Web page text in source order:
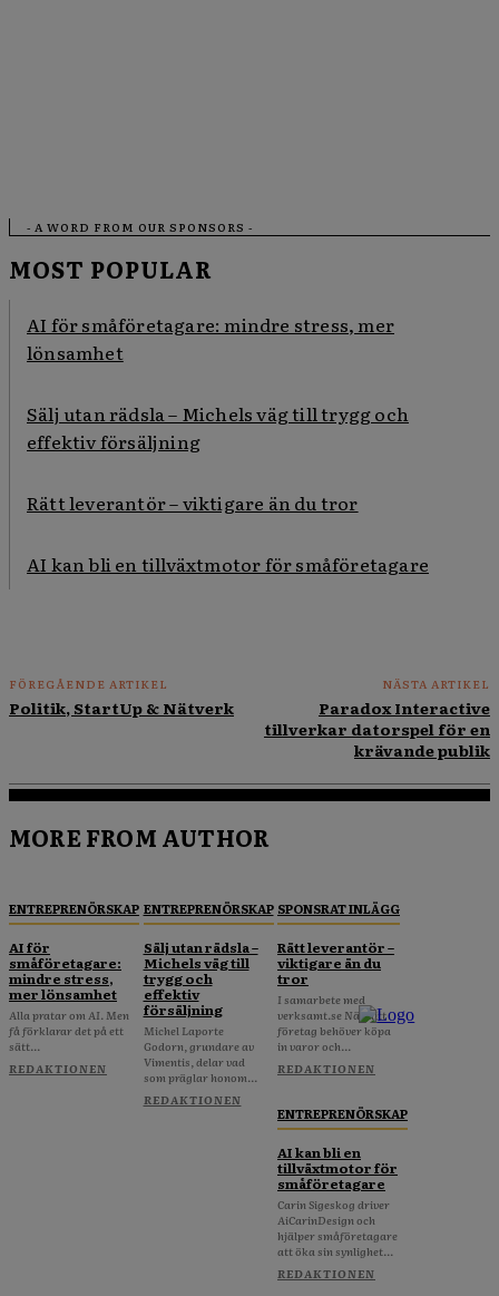
- A WORD FROM OUR SPONSORS -
MOST POPULAR
AI för småföretagare: mindre stress, mer
lönsamhet
Sälj utan rädsla – Michels väg till trygg och
effektiv försäljning
Rätt leverantör – viktigare än du tror
AI kan bli en tillväxtmotor för småföretagare
FÖREGÅENDE ARTIKEL
Politik, StartUp & Nätverk
NÄSTA ARTIKEL
Paradox Interactive
tillverkar datorspel för en
krävande publik
MORE FROM AUTHOR
ENTREPRENÖRSKAP
AI för
småföretagare:
mindre stress,
mer lönsamhet
Alla pratar om AI. Men
få förklarar det på ett
sätt...
REDAKTIONEN
ENTREPRENÖRSKAP
Sälj utan rädsla –
Michels väg till
trygg och
effektiv
försäljning
Michel Laporte
Godorn, grundare av
Vimentis, delar vad
som präglar honom...
REDAKTIONEN
SPONSRAT INLÄGG
Rätt leverantör –
viktigare än du
tror
I samarbete med
verksamt.se När ditt
företag behöver köpa
in varor och...
REDAKTIONEN
ENTREPRENÖRSKAP
AI kan bli en
tillväxtmotor för
småföretagare
Carin Sigeskog driver
AiCarinDesign och
hjälper småföretagare
att öka sin synlighet...
REDAKTIONEN